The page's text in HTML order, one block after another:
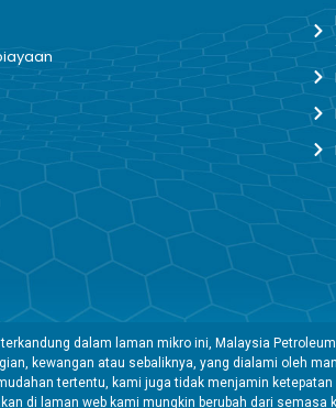
dalam laman mikro ini, Malaysia
kewangan atau sebaliknya, yang dialami oleh
tertentu, kami juga tidak menjamin ketepatan
di laman web kami mungkin berubah dari